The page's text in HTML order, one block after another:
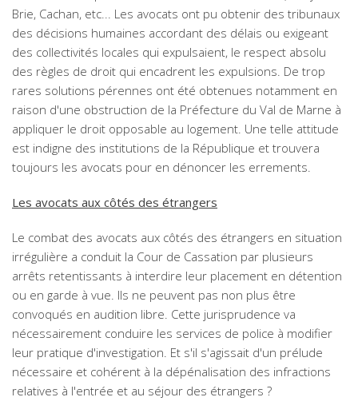
Brie, Cachan, etc... Les avocats ont pu obtenir des tribunaux
des décisions humaines accordant des délais ou exigeant
des collectivités locales qui expulsaient, le respect absolu
des règles de droit qui encadrent les expulsions. De trop
rares solutions pérennes ont été obtenues notamment en
raison d'une obstruction de la Préfecture du Val de Marne à
appliquer le droit opposable au logement. Une telle attitude
est indigne des institutions de la République et trouvera
toujours les avocats pour en dénoncer les errements.
Les avocats aux côtés des étrangers
Le combat des avocats aux côtés des étrangers en situation
irrégulière a conduit la Cour de Cassation par plusieurs
arrêts retentissants à interdire leur placement en détention
ou en garde à vue. Ils ne peuvent pas non plus être
convoqués en audition libre. Cette jurisprudence va
nécessairement conduire les services de police à modifier
leur pratique d'investigation. Et s'il s'agissait d'un prélude
nécessaire et cohérent à la dépénalisation des infractions
relatives à l'entrée et au séjour des étrangers ?